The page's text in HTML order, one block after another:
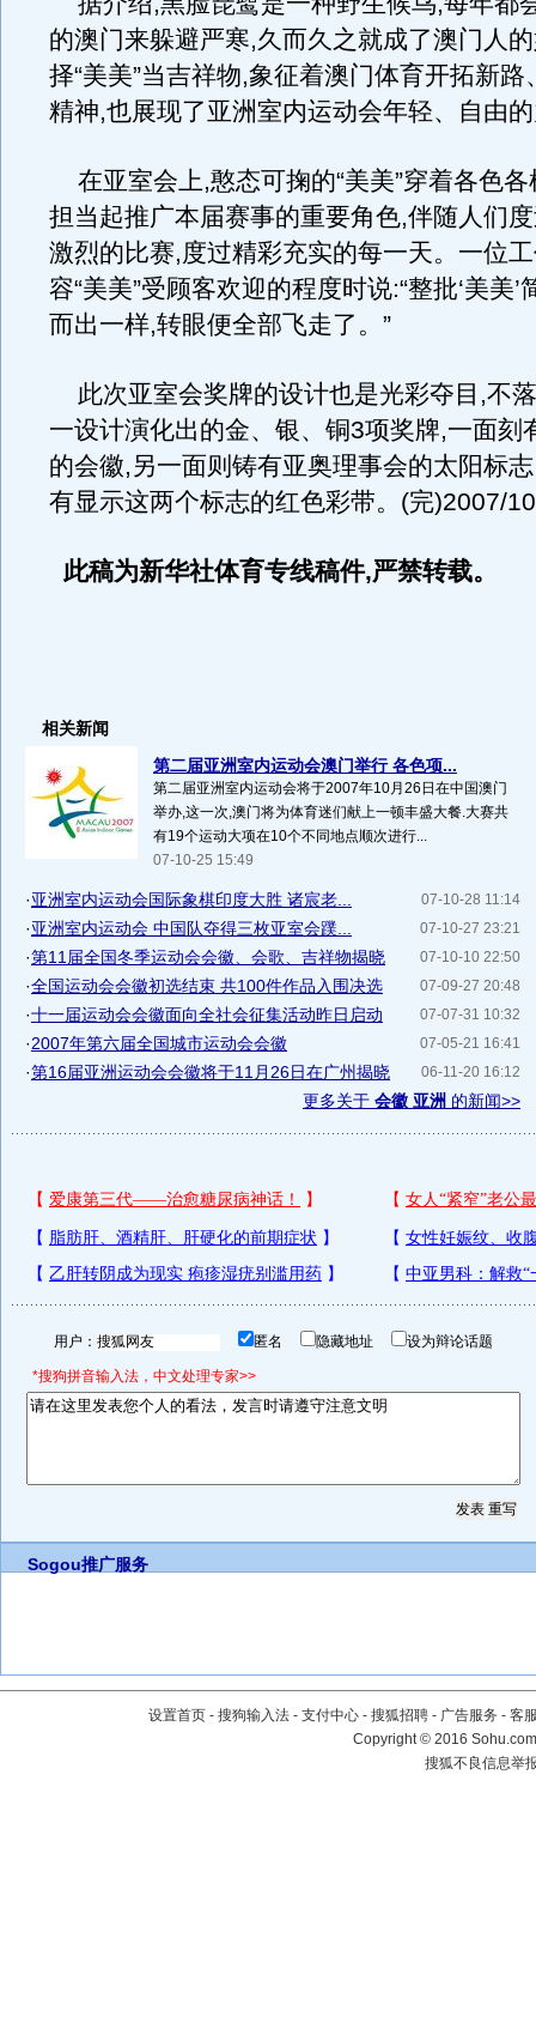
的澳门来躲避严寒,久而久之就成了澳门人
择“美美”当吉祥物,象征着澳门体育开拓新
精神,也展现了亚洲室内运动会年轻、自由
在亚室会上,憨态可掬的“美美”穿着各色
担当起推广本届赛事的重要角色,伴随人们
激烈的比赛,度过精彩充实的每一天。一位
容“美美”受顾客欢迎的程度时说:“整批‘美美
而出一样,转眼便全部飞走了。”
此次亚室会奖牌的设计也是光彩夺目,不
一设计演化出的金、银、铜3项奖牌,一面刻
的会徽,另一面则铸有亚奥理事会的太阳标
有显示这两个标志的红色彩带。(完)2007/
此稿为新华社体育专线稿件,严禁转载。
相关新闻
第二届亚洲室内运动会澳门举行 各色项...
第二届亚洲室内运动会将于2007年10月26日在中国澳门
举办,这一次,澳门将为体育迷们献上一顿丰盛大餐.大赛共
有19个运动大项在10个不同地点顺次进行...
07-10-25 15:49
07-10-28 11:14
·亚洲室内运动会国际象棋印度大胜 诸宸老...
07-10-27 23:21
·亚洲室内运动会 中国队夺得三枚亚室会蹼...
07-10-10 22:50
·第11届全国冬季运动会会徽、会歌、吉祥物揭晓
07-09-27 20:48
·全国运动会会徽初选结束 共100件作品入围决选
07-07-31 10:32
·十一届运动会会徽面向全社会征集活动昨日启动
07-05-21 16:41
·2007年第六届全国城市运动会会徽
06-11-20 16:12
·第16届亚洲运动会会徽将于11月26日在广州揭晓
更多关于 会徽 亚洲 的新闻>>
用户： 匿名 隐藏地址 设为辩论话题
*搜狗拼音输入法，中文处理专家>>
Sogou推广服务
设置首页 - 搜狗输入法 - 支付中心 - 搜狐招聘 - 广告服务 - 客
Copyright©2016
搜狐不良信息举